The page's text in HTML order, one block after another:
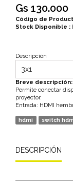
Gs 130.000
Código de
Stock Disponible :
Descripción
Breve descripción:
Permite conectar
proyector.
Entrada: HDMI
hdmi switch
DESCRIPCIÓN